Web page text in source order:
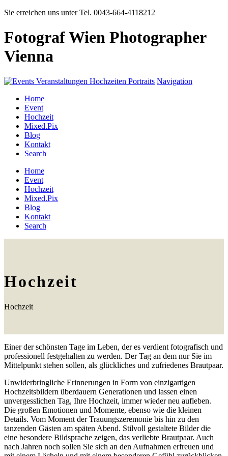
Sie erreichen uns unter Tel. 0043-664-4118212
Fotograf Wien Photographer
Vienna
Navigation
Home
Event
Hochzeit
Mixed.Pix
Blog
Kontakt
Search
Home
Event
Hochzeit
Mixed.Pix
Blog
Kontakt
Search
Hochzeit
Hochzeit
Einer der schönsten Tage im Leben, der es verdient fotografisch und
professionell festgehalten zu werden. Der Tag an dem nur Sie im
Mittelpunkt stehen sollen, als glückliches und zufriedenes Brautpaar.
Unwiderbringliche Erinnerungen in Form von einzigartigen
Hochzeitsbildern überdauern Generationen und lassen einen
unvergesslichen Tag, Ihre Hochzeit, immer wieder neu aufleben.
Die großen Emotionen und Momente, ebenso wie die kleinen
Details. Vom Moment der Trauungszeremonie bis hin zu den
tanzenden Gästen am späten Abend. Stilvoll gestaltete Bilder die
eine besondere Bildsprache zeigen, das verliebte Brautpaar. Auch
nach Jahren noch sollen Sie sich an den Aufnahmen erfreuen und